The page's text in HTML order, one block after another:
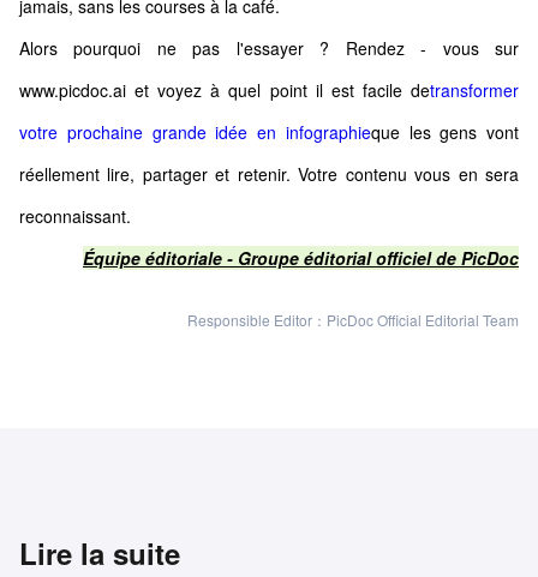
jamais, sans les courses à la café.
Alors pourquoi ne pas l'essayer ? Rendez - vous sur
www.picdoc.ai et voyez à quel point il est facile detransformer
votre prochaine grande idée en infographieque les gens vont
réellement lire, partager et retenir. Votre contenu vous en sera
reconnaissant.
Équipe éditoriale - Groupe éditorial officiel de PicDoc
Responsible Editor：PicDoc Official Editorial Team
Lire la suite